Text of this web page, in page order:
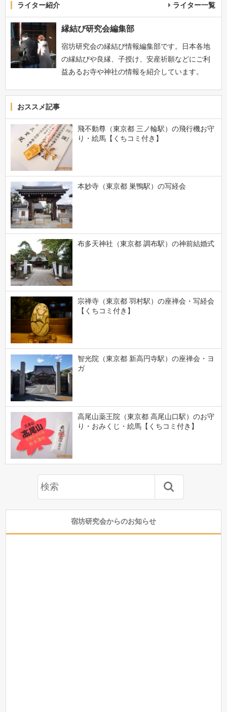
ライター紹介 ライター一覧
縁結び研究会編集部
宿坊研究会の縁結び情報編集部です。日本各地
の縁結びや良縁、子授け、安産祈願などにご利
益あるお寺や神社の情報を紹介しています。
おススメ記事
飛不動尊（東京都 三ノ輪駅）の飛行機お守
り・絵馬【くちコミ付き】
本妙寺（東京都 巣鴨駅）の写経会
布多天神社（東京都 調布駅）の神前結婚式
宗禅寺（東京都 羽村駅）の座禅会・写経会
【くちコミ付き】
智光院（東京都 新高円寺駅）の座禅会・ヨ
ガ
高尾山薬王院（東京都 高尾山口駅）のお守
り・おみくじ・絵馬【くちコミ付き】
宿坊研究会からのお知らせ